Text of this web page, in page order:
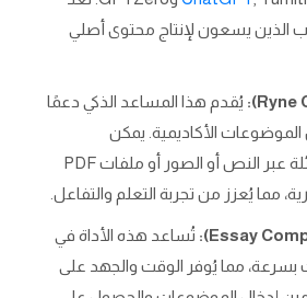
الذين يسعون لإنتاج محتوى أصلي
يُقدم هذا المساعد الذكي دعمًا
الأكاديمية. يمكن
للمستخدمين طرح الأسئلة عبر النص أو الصور أو ملفات PDF
مما يُعزز من تجربة التعلم والتفاعل.
تُساعد هذه الأداة في
بسرعة، مما يُوفر الوقت والجهد على